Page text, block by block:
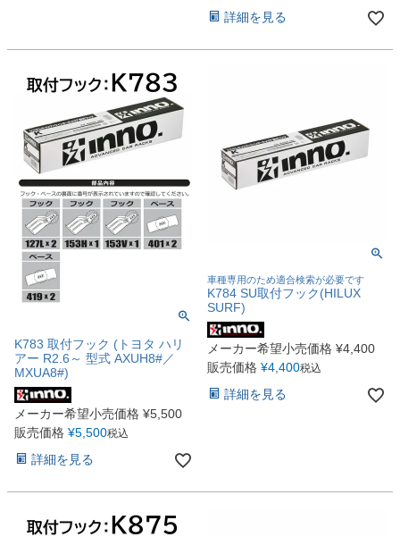
詳細を見る
K783 取付フック (トヨタ ハリ
アー R2.6～ 型式 AXUH8#／
MXUA8#)
メーカー希望小売価格 ¥5,500
販売価格 ¥5,500税込
詳細を見る
車種専用のため適合検索が必要です
K784 SU取付フック(HILUX
SURF)
メーカー希望小売価格 ¥4,400
販売価格 ¥4,400税込
詳細を見る